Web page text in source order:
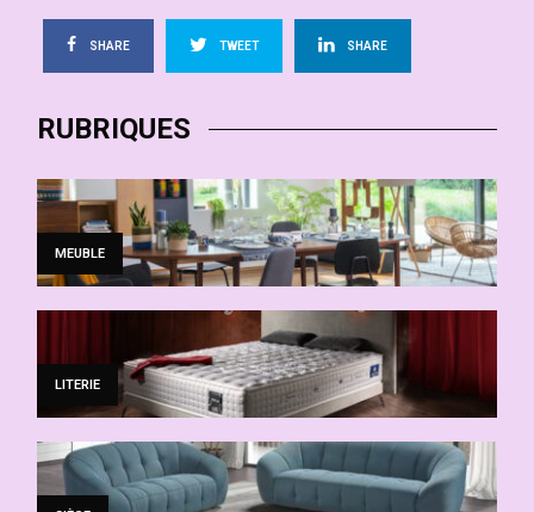
SHARE TWEET SHARE
RUBRIQUES
MEUBLE
LITERIE